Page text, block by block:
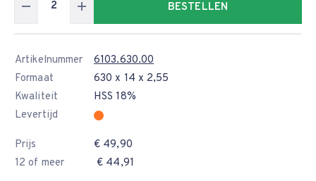
BESTELLEN
Artikelnummer
6103.630.00
Formaat
630 x 14 x 2,55
Kwaliteit
HSS 18%
Levertijd
Prijs
€ 49,90
12 of meer
€ 44,91